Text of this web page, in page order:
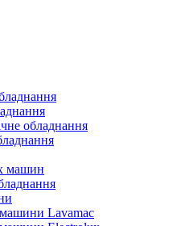
обладнання
машин
Lavamac